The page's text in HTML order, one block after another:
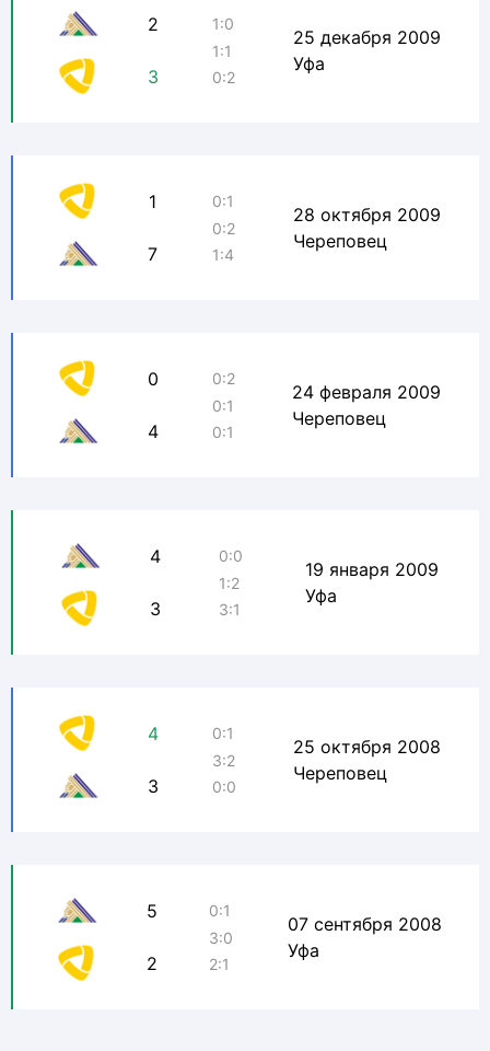
2
3
1:0
1:1
0:2
25 декабря 2009
Уфа
1
7
0:1
0:2
1:4
28 октября 2009
Череповец
0
4
0:2
0:1
0:1
24 февраля 2009
Череповец
4
3
0:0
1:2
3:1
19 января 2009
Уфа
4
3
0:1
3:2
0:0
25 октября 2008
Череповец
5
2
0:1
3:0
2:1
07 сентября 2008
Уфа